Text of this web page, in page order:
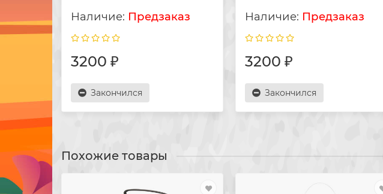
Предзаказ
3200 ₽
Закончился
Предзаказ
3200 ₽
Закончился
Похожие товары